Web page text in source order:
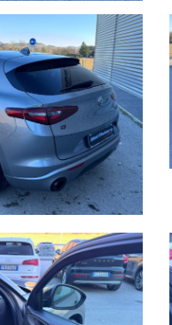
4 anni di rateizzazione.
Beyfin.
pertanto ricordiamo